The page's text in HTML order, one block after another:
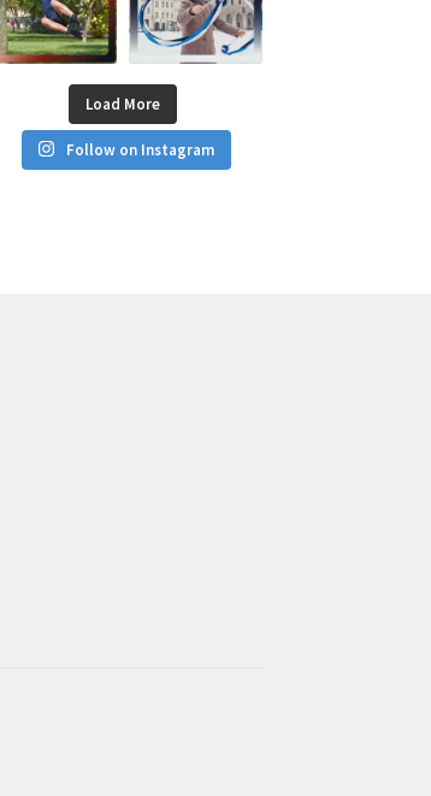
Load More
Follow on Instagram